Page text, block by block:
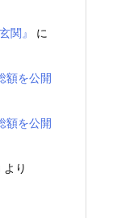
関』
に
額を公開
額を公開
より